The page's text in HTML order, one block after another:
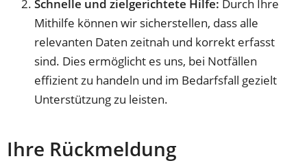
Schnelle und zielgerichtete Hilfe: Durch Ihre
Mithilfe können wir sicherstellen, dass alle
relevanten Daten zeitnah und korrekt erfasst
sind. Dies ermöglicht es uns, bei Notfällen
effizient zu handeln und im Bedarfsfall gezielt
Unterstützung zu leisten.
Ihre Rückmeldung